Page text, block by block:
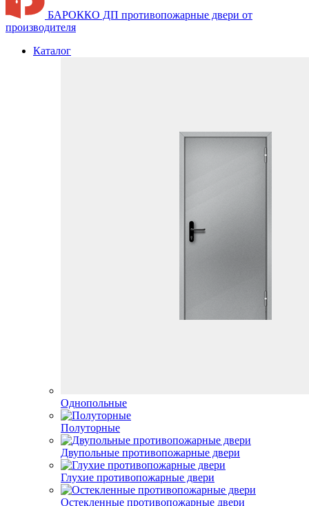
БАРОККО ДП противопожарные двери от
производителя
Каталог
Однопольные
Полуторные
Двупольные противопожарные двери
Глухие противопожарные двери
Остекленные противопожарные двери